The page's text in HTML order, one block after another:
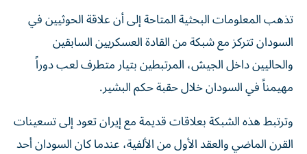
تذهب المعلومات البحثية المتاحة إلى أن علاقة الحوثيين في
السودان تتركز مع شبكة من القادة العسكريين السابقين
والحاليين داخل الجيش، المرتبطين بتيار متطرف لعب دوراً
مهيمناً في السودان خلال حقبة حكم البشير.
وترتبط هذه الشبكة بعلاقات قديمة مع إيران تعود إلى تسعينات
القرن الماضي والعقد الأول من الألفية، عندما كان السودان أحد